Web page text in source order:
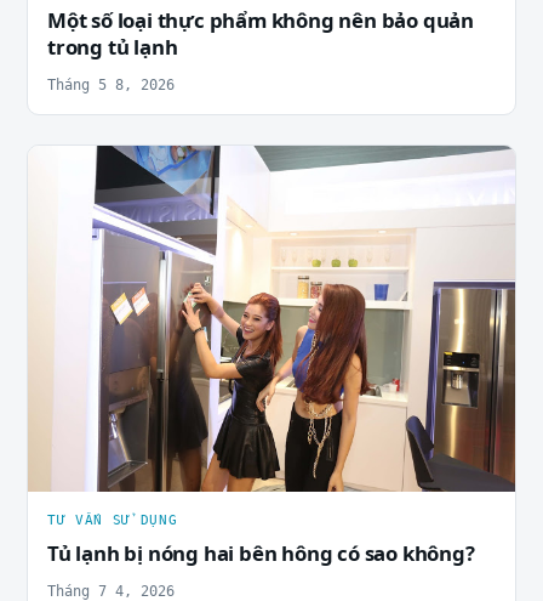
Một số loại thực phẩm không nên bảo quản
trong tủ lạnh
Tháng 5 8, 2026
TƯ VẤN SỬ DỤNG
Tủ lạnh bị nóng hai bên hông có sao không?
Tháng 7 4, 2026